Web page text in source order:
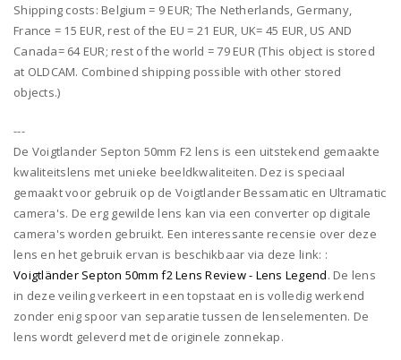
Shipping costs: Belgium = 9 EUR; The Netherlands, Germany,
France = 15 EUR, rest of the EU = 21 EUR, UK= 45 EUR, US AND
Canada= 64 EUR; rest of the world = 79 EUR (This object is stored
at OLDCAM. Combined shipping possible with other stored
objects.)
---
De Voigtlander Septon 50mm F2 lens is een uitstekend gemaakte
kwaliteitslens met unieke beeldkwaliteiten. Dez is speciaal
gemaakt voor gebruik op de Voigtlander Bessamatic en Ultramatic
camera's. De erg gewilde lens kan via een converter op digitale
camera's worden gebruikt. Een interessante recensie over deze
lens en het gebruik ervan is beschikbaar via deze link: :
Voigtländer Septon 50mm f2 Lens Review - Lens Legend. De lens
in deze veiling verkeert in een topstaat en is volledig werkend
zonder enig spoor van separatie tussen de lenselementen. De
lens wordt geleverd met de originele zonnekap.